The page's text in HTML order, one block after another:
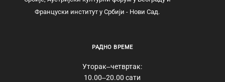
Француски институт у Србији - Нови Сад.
РАДНО ВРЕМЕ
Уторак‒четвртак:
10.00‒20.00 сати